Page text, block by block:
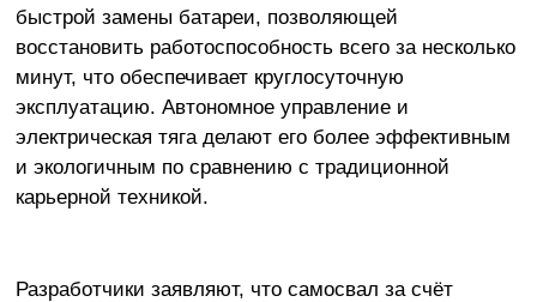
быстрой замены батареи, позволяющей
восстановить работоспособность всего за несколько
минут, что обеспечивает круглосуточную
эксплуатацию. Автономное управление и
электрическая тяга делают его более эффективным
и экологичным по сравнению с традиционной
карьерной техникой.
Разработчики заявляют, что самосвал за счёт